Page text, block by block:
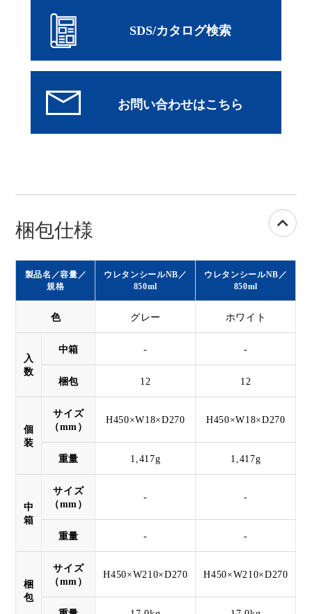
SDS/カタログ検索
梱包仕様
製品名／容量／
規格
ウレタンシールNB／
850ml
ウレタンシールNB／
850ml
色 グレー ホワイト
入
数
中箱 - -
梱包 12 12
個
装
サイズ
（mm）
H450×W18×D270 H450×W18×D270
重量 1,417g 1,417g
中
箱
サイズ
（mm）
- -
重量 - -
梱
包
サイズ
（mm）
H450×W210×D270 H450×W210×D270